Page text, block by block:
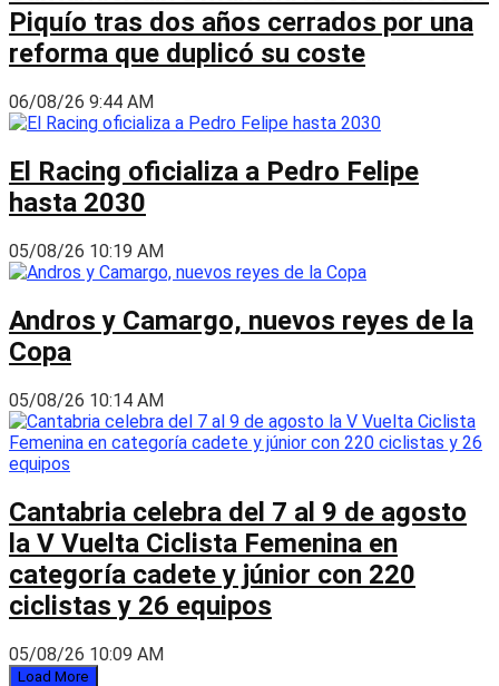
Piquío tras dos años cerrados por una
reforma que duplicó su coste
06/08/26 9:44 AM
El Racing oficializa a Pedro Felipe
hasta 2030
05/08/26 10:19 AM
Andros y Camargo, nuevos reyes de la
Copa
05/08/26 10:14 AM
Cantabria celebra del 7 al 9 de agosto
la V Vuelta Ciclista Femenina en
categoría cadete y júnior con 220
ciclistas y 26 equipos
05/08/26 10:09 AM
Load More